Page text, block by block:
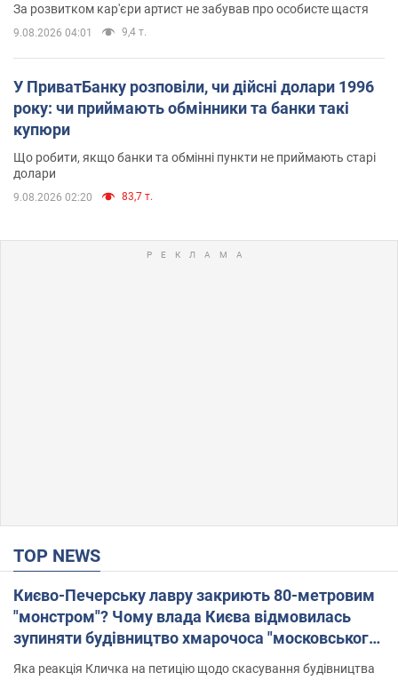
За розвитком кар'єри артист не забував про особисте щастя
9.08.2026 04:01 9,4 т.
У ПриватБанку розповіли, чи дійсні долари 1996
року: чи приймають обмінники та банки такі
купюри
Що робити, якщо банки та обмінні пункти не приймають старі
долари
9.08.2026 02:20 83,7 т.
TOP NEWS
Києво-Печерську лавру закриють 80-метровим
"монстром"? Чому влада Києва відмовилась
зупиняти будівництво хмарочоса "московського
вірянина"
Яка реакція Кличка на петицію щодо скасування будівництва